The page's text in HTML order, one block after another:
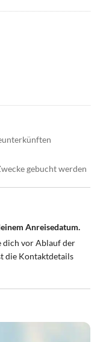
gebucht werden
Anreisedatum.
dich vor Ablauf der
die Kontaktdetails